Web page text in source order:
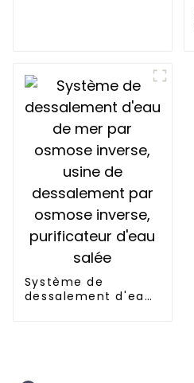
Système de
dessalement d'eau